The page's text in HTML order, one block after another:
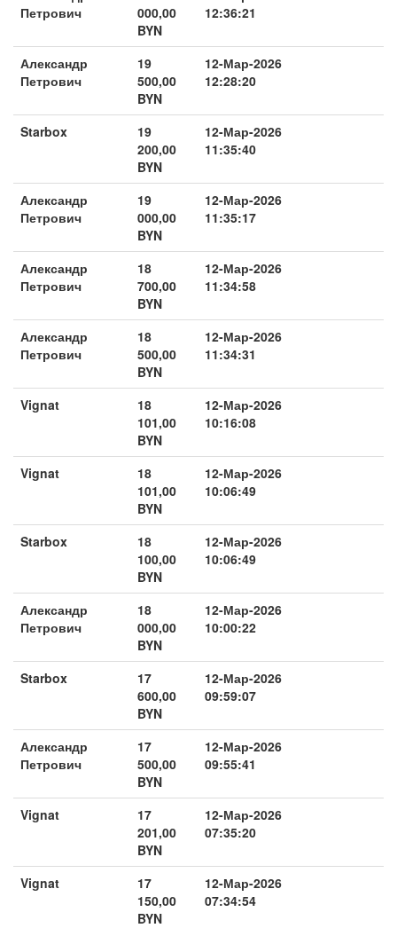
Петрович
000,00
BYN
12:36:21
Александр
Петрович
19
500,00
BYN
12-Мар-2026
12:28:20
Starbox
19
200,00
BYN
12-Мар-2026
11:35:40
Александр
Петрович
19
000,00
BYN
12-Мар-2026
11:35:17
Александр
Петрович
18
700,00
BYN
12-Мар-2026
11:34:58
Александр
Петрович
18
500,00
BYN
12-Мар-2026
11:34:31
Vignat
18
101,00
BYN
12-Мар-2026
10:16:08
Vignat
18
101,00
BYN
12-Мар-2026
10:06:49
Starbox
18
100,00
BYN
12-Мар-2026
10:06:49
Александр
Петрович
18
000,00
BYN
12-Мар-2026
10:00:22
Starbox
17
600,00
BYN
12-Мар-2026
09:59:07
Александр
Петрович
17
500,00
BYN
12-Мар-2026
09:55:41
Vignat
17
201,00
BYN
12-Мар-2026
07:35:20
Vignat
17
150,00
BYN
12-Мар-2026
07:34:54